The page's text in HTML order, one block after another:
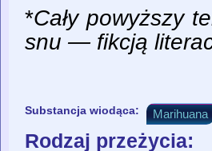
*Cały powyższy
snu — fikcją
Substancja wiodąca: Marihuana
Rodzaj przeżycia: